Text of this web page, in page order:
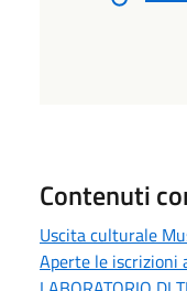
Contenuti
Uscita culturale
Aperte le iscrizioni